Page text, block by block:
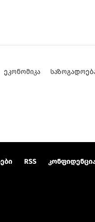
ᲔᲙᲝᲜᲝᲛᲘᲙᲐ
RSS